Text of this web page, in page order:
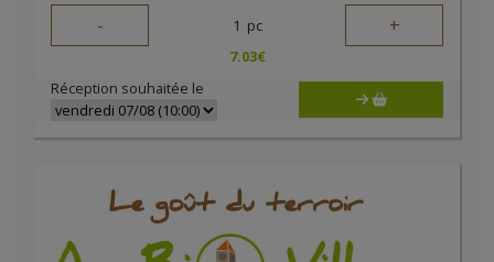
- 1 pc +
7.03€
Réception souhaitée le